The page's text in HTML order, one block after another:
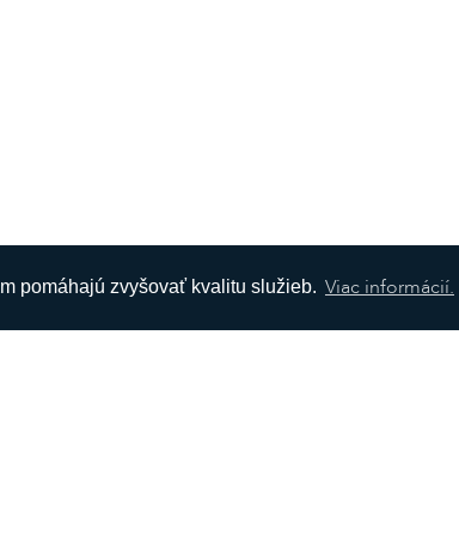
pomáhajú zvyšovať kvalitu služieb. Viac informácií.